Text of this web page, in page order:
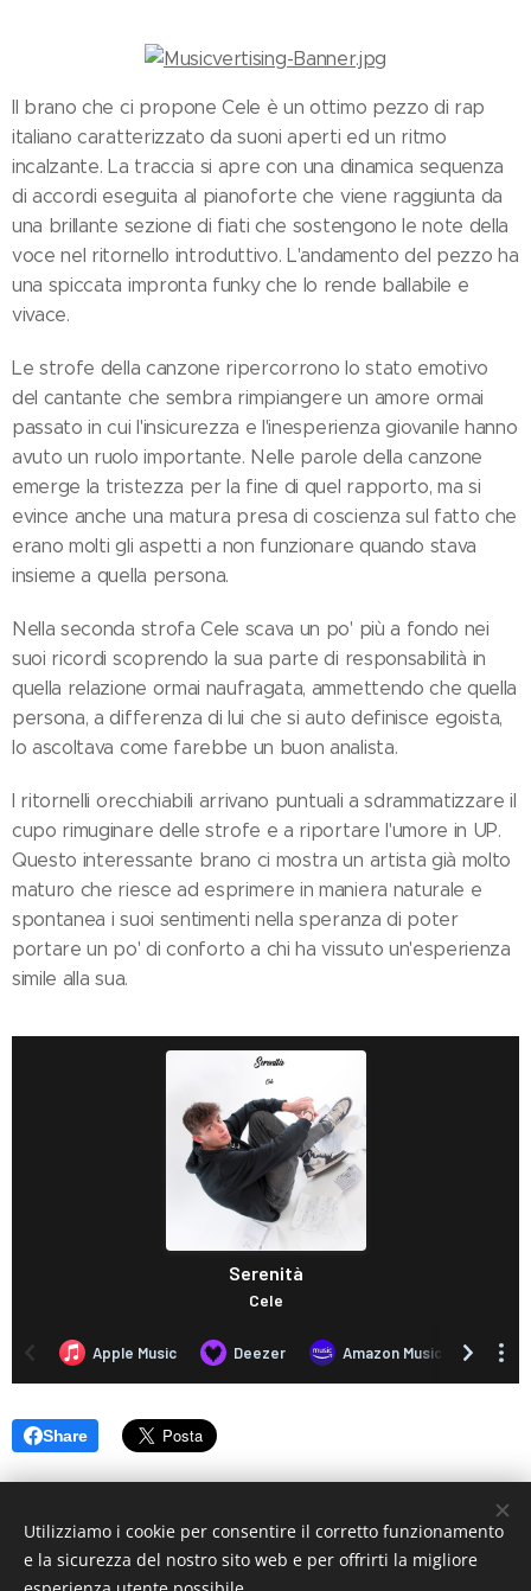
Il brano che ci propone Cele è un ottimo pezzo di rap
italiano caratterizzato da suoni aperti ed un ritmo
incalzante. La traccia si apre con una dinamica sequenza
di accordi eseguita al pianoforte che viene raggiunta da
una brillante sezione di fiati che sostengono le note della
voce nel ritornello introduttivo. L'andamento del pezzo ha
una spiccata impronta funky che lo rende ballabile e
vivace.
Le strofe della canzone ripercorrono lo stato emotivo
del cantante che sembra rimpiangere un amore ormai
passato in cui l'insicurezza e l'inesperienza giovanile hanno
avuto un ruolo importante. Nelle parole della canzone
emerge la tristezza per la fine di quel rapporto, ma si
evince anche una matura presa di coscienza sul fatto che
erano molti gli aspetti a non funzionare quando stava
insieme a quella persona.
Nella seconda strofa Cele scava un po' più a fondo nei
suoi ricordi scoprendo la sua parte di responsabilità in
quella relazione ormai naufragata, ammettendo che quella
persona, a differenza di lui che si auto definisce egoista,
lo ascoltava come farebbe un buon analista.
I ritornelli orecchiabili arrivano puntuali a sdrammatizzare il
cupo rimuginare delle strofe e a riportare l'umore in UP.
Questo interessante brano ci mostra un artista già molto
maturo che riesce ad esprimere in maniera naturale e
spontanea i suoi sentimenti nella speranza di poter
portare un po' di conforto a chi ha vissuto un'esperienza
simile alla sua.
Share
Utilizziamo i cookie per consentire il corretto funzionamento
e la sicurezza del nostro sito web e per offrirti la migliore